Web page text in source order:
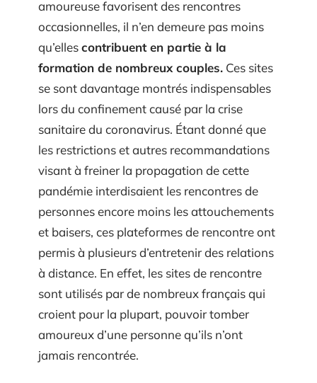
amoureuse favorisent des rencontres
occasionnelles, il n’en demeure pas moins
qu’ellescontribuent en partie à la
formation de nombreux couples. Ces sites
se sont davantage montrés indispensables
lors du confinement causé par la crise
sanitaire du coronavirus. Étant donné que
les restrictions et autres recommandations
visant à freiner la propagation de cette
pandémie interdisaient les rencontres de
personnes encore moins les attouchements
et baisers, ces plateformes de rencontre ont
permis à plusieurs d’entretenir des relations
à distance. En effet, les sites de rencontre
sont utilisés par de nombreux français qui
croient pour la plupart, pouvoir tomber
amoureux d’une personne qu’ils n’ont
jamais rencontrée.